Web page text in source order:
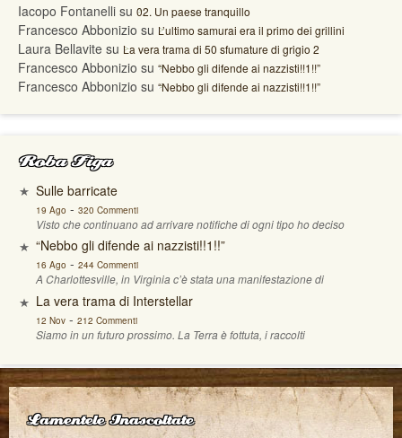
Iacopo Fontanelli su 02. Un paese tranquillo
Francesco Abbonizio su L’ultimo samurai era il primo dei grillini
Laura Bellavite su La vera trama di 50 sfumature di grigio 2
Francesco Abbonizio su “Nebbo gli difende ai nazzisti!!1!!”
Francesco Abbonizio su “Nebbo gli difende ai nazzisti!!1!!”
Roba Figa
Sulle barricate
19 Ago - 320 Commenti
Visto che continuano ad arrivare notifiche di ogni tipo ho deciso
“Nebbo gli difende ai nazzisti!!1!!”
16 Ago - 244 Commenti
A Charlottesville, in Virginia c’è stata una manifestazione di
La vera trama di Interstellar
12 Nov- 212 Commenti
Siamo in un futuro prossimo. La Terra è fottuta, i raccolti
Lamentele Inascoltate